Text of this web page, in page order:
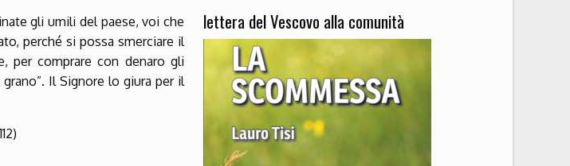
gli umili del paese, voi che
perché si possa smerciare il
per comprare con denaro gli
Il Signore lo giura per il
lettera del Vescovo alla comunità